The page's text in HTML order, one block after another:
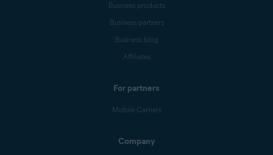
Business products
Business partners
Business blog
Affiliates
For partners
Mobile Carriers
Company